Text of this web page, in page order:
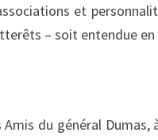
et
– soit entendue
Amis du général